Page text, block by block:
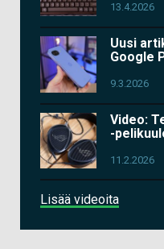
13.4.2026
Uusi
Google
9.3.2026
Video:
-
11.2.2026
Lisää videoita